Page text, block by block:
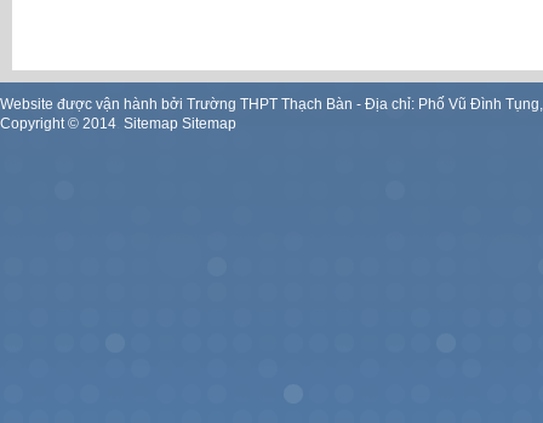
Website được vận hành bởi Trường THPT Thạch Bàn - Địa chỉ: Phố Vũ Đình
Copyright © 2014. Sitemap Sitemap